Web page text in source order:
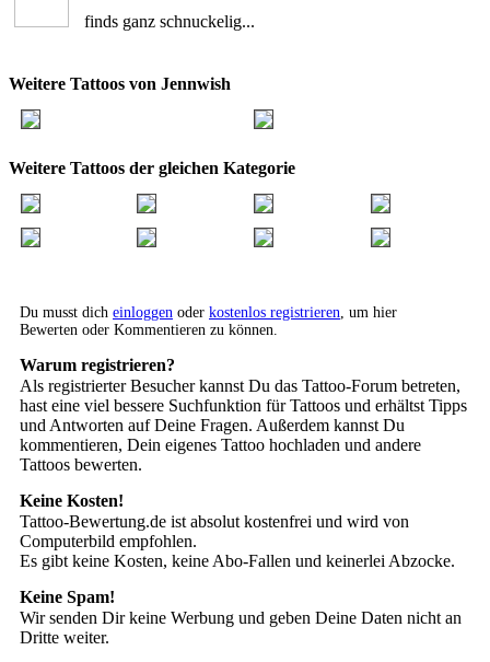
finds ganz schnuckelig...
Weitere Tattoos von Jennwish
Weitere Tattoos der gleichen Kategorie
Du musst dich einloggen oder kostenlos registrieren , um hier
Bewerten oder Kommentieren zu können.
Warum registrieren?
Als registrierter Besucher kannst Du das Tattoo-Forum betreten,
hast eine viel bessere Suchfunktion für Tattoos und erhältst Tipps
und Antworten auf Deine Fragen. Außerdem kannst Du
kommentieren, Dein eigenes Tattoo hochladen und andere
Tattoos bewerten.
Keine Kosten!
Tattoo-Bewertung.de ist absolut kostenfrei und wird von
Computerbild empfohlen.
Es gibt keine Kosten, keine Abo-Fallen und keinerlei Abzocke.
Keine Spam!
Wir senden Dir keine Werbung und geben Deine Daten nicht an
Dritte weiter.